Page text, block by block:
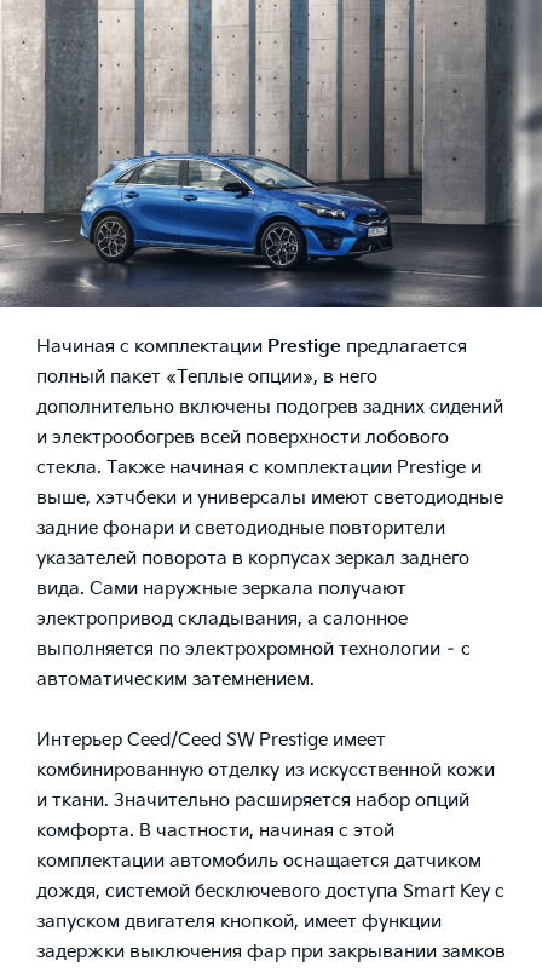
Начиная с комплектации Prestige предлагается
полный пакет «Теплые опции», в него
дополнительно включены подогрев задних сидений
и электрообогрев всей поверхности лобового
стекла. Также начиная с комплектации Prestige и
выше, хэтчбеки и универсалы имеют светодиодные
задние фонари и светодиодные повторители
указателей поворота в корпусах зеркал заднего
вида. Сами наружные зеркала получают
электропривод складывания, а салонное
выполняется по электрохромной технологии – с
автоматическим затемнением.
Интерьер Ceed/Ceed SW Prestige имеет
комбинированную отделку из искусственной кожи
и ткани. Значительно расширяется набор опций
комфорта. В частности, начиная с этой
комплектации автомобиль оснащается датчиком
дождя, системой бесключевого доступа Smart Key с
запуском двигателя кнопкой, имеет функции
задержки выключения фар при закрывании замков